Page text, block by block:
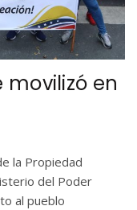
movilizó en
la Propiedad
del Poder
al pueblo